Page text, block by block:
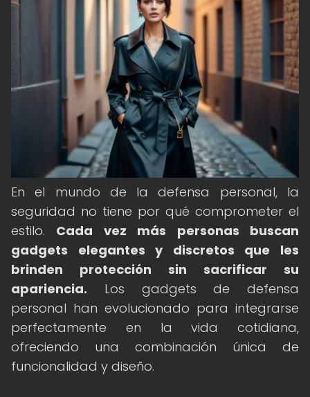
En el mundo de la defensa personal, la
seguridad no tiene por qué comprometer el
estilo. Cada vez más personas buscan
gadgets elegantes y discretos que les
brinden protección sin sacrificar su
apariencia. Los gadgets de defensa
personal han evolucionado para integrarse
perfectamente en la vida cotidiana,
ofreciendo una combinación única de
funcionalidad y diseño.